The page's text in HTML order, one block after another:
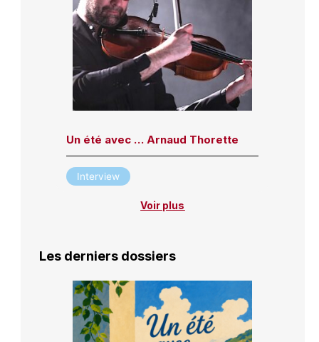
Un été avec … Arnaud Thorette
Interview
Voir plus
Les derniers dossiers